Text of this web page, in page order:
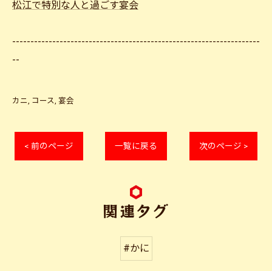
松江で特別な人と過ごす宴会
--------------------------------------------------------------------
--
カニ コース 宴会
< 前のページ 一覧に戻る 次のページ >
関連タグ
#かに